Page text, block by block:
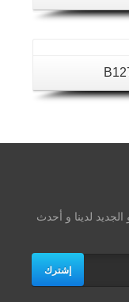
لدينا و أحدث
إشترك